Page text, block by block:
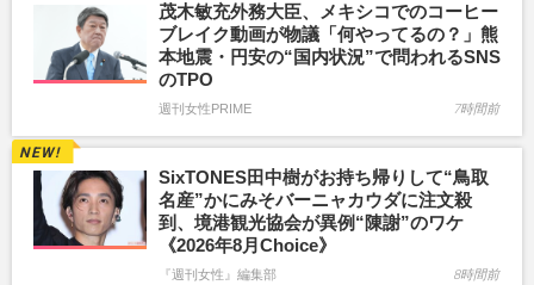
茂木敏充外務大臣、メキシコでのコーヒー
ブレイク動画が物議「何やってるの？」熊
本地震・円安の“国内状況”で問われるSNS
のTPO
週刊女性PRIME 7時間前
SixTONES田中樹がお持ち帰りして“鳥取
名産”かにみそバーニャカウダに注文殺
到、境港観光協会が異例“陳謝”のワケ
《2026年8月Choice》
『週刊女性』編集部 8時間前